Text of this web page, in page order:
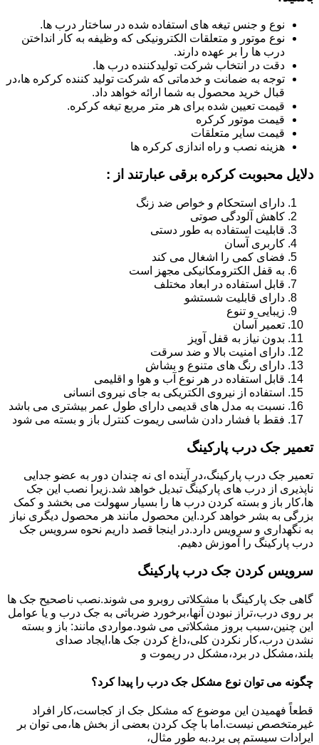
نوع و جنس تیغه های استفاده شده در ساختار درب ها.
نوع موتور و متعلقات الکترونیکی که وظیفه به کار انداختن
درب ها را بر عهده دارند.
دقت در انتخاب شرکت تولیدکننده درب ها.
توجه به ضمانت و خدماتی که شرکت تولید کننده کرکره ها،در
قبال خرید محصول به شما ارائه خواهد داد.
قیمت تعیین شده برای هر متر مربع تیغه کرکره.
قیمت موتور کرکره
قیمت سایر متعلقات
هزینه نصب و راه اندازی کرکره ها
دلایل محبوبت کرکره برقی عبارتند از :
دارای استحکام و خواص ضد زنگ
کاهش آلودگی صوتی
قابلیت استفاده به طور دستی
کاربری آسان
فضای کمی را اشغال می کند
به قفل الکترومکانیکی مجهز است
قابل استفاده در ابعاد مختلف
دارای قابلیت شستشو
زیبایی و تنوع
تعمیر آسان
بدون نیاز به قفل آویز
دارای امنیت بالا و ضد سرقت
دارای رنگ های متنوع و بشاش
قابل استفاده در هر نوع آب و هوا و اقلیمی
استفاده از نیروی الکتریکی به جای نیروی انسانی
نسبت به مدل های قدیمی دارای طول عمر بیشتری می باشد
فقط با فشار دادن شاسی ریموت کنترل باز و بسته می شود
تعمیر جک درب پارکینگ
تعمیر جک درب پارکینگ،در آینده ای نه چندان دور به عضو جدایی
ناپذیری از درب های پارکینگ تبدیل خواهد شد.زیرا نصب این جک
ها،کار باز و بسته کردن درب ها را بسیار سهولت می بخشد و کمک
بزرگی به بشر خواهد کرد.این محصول مانند هر محصول دیگری نیاز
به نگهداری و سرویس دارد.در اینجا قصد داریم نحوه سرویس جک
درب پارکینگ را آموزش دهیم.
سرویس کردن جک درب پارکینگ
گاهی جک پارکینگ با مشکلاتی روبرو می شوند.نصب ناصحیح جک ها
بر روی درب،تراز نبودن آنها،برخورد ضرباتی به جک درب و یا عوامل
این چنین،سبب بروز مشکلاتی می شود.مواردی مانند: باز و بسته
نشدن درب،کار نکردن کلی،داغ کردن جک ها،ایجاد صدای
بلند،مشکل در برد،مشکل در ریموت و
چگونه می توان نوع مشکل جک درب را پیدا کرد؟
قطعاً فهمیدن این موضوع که مشکل جک از کجاست،کار افراد
غیرمتخصص نیست.اما با چک کردن بعضی از بخش ها،می توان بر
ایرادات سیستم پی برد.به طور مثال،